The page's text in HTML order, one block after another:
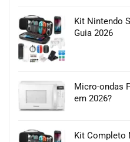
Kit Nintendo
Guia 2026
Micro-ondas
em 2026?
Kit Completo